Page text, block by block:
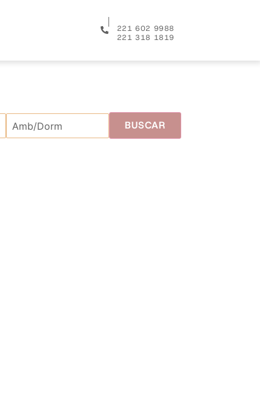
221 602 9988
221 318 1819
Amb/Dorm BUSCAR